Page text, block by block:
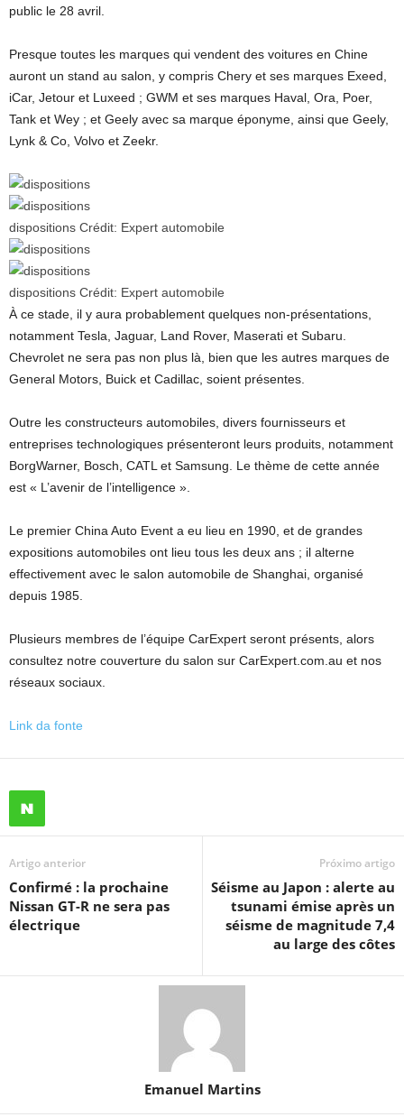
public le 28 avril.
Presque toutes les marques qui vendent des voitures en Chine
auront un stand au salon, y compris Chery et ses marques Exeed,
iCar, Jetour et Luxeed ; GWM et ses marques Haval, Ora, Poer,
Tank et Wey ; et Geely avec sa marque éponyme, ainsi que Geely,
Lynk & Co, Volvo et Zeekr.
dispositions Crédit: Expert automobile
dispositions Crédit: Expert automobile
À ce stade, il y aura probablement quelques non-présentations,
notamment Tesla, Jaguar, Land Rover, Maserati et Subaru.
Chevrolet ne sera pas non plus là, bien que les autres marques de
General Motors, Buick et Cadillac, soient présentes.
Outre les constructeurs automobiles, divers fournisseurs et
entreprises technologiques présenteront leurs produits, notamment
BorgWarner, Bosch, CATL et Samsung. Le thème de cette année
est « L’avenir de l’intelligence ».
Le premier China Auto Event a eu lieu en 1990, et de grandes
expositions automobiles ont lieu tous les deux ans ; il alterne
effectivement avec le salon automobile de Shanghai, organisé
depuis 1985.
Plusieurs membres de l’équipe CarExpert seront présents, alors
consultez notre couverture du salon sur CarExpert.com.au et nos
réseaux sociaux.
Link da fonte
Artigo anterior
Confirmé : la prochaine
Nissan GT-R ne sera pas
électrique
Próximo artigo
Séisme au Japon : alerte au
tsunami émise après un
séisme de magnitude 7,4
au large des côtes
Emanuel Martins